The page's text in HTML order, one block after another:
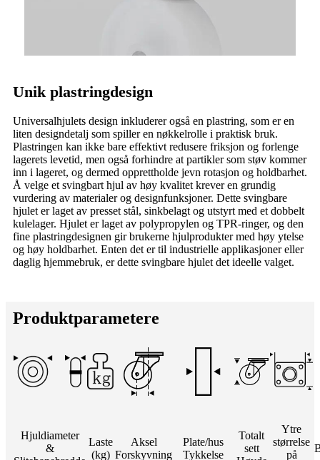
Unik plastringdesign
Universalhjulets design inkluderer også en plastring, som er en
liten designdetalj som spiller en nøkkelrolle i praktisk bruk.
Plastringen kan ikke bare effektivt redusere friksjon og forlenge
lagerets levetid, men også forhindre at partikler som støv kommer
inn i lageret, og dermed opprettholde jevn rotasjon og holdbarhet.
Å velge et svingbart hjul av høy kvalitet krever en grundig
vurdering av materialer og designfunksjoner. Dette svingbare
hjulet er laget av presset stål, sinkbelagt og utstyrt med et dobbelt
kulelager. Hjulet er laget av polypropylen og TPR-ringer, og den
fine plastringdesignen gir brukerne hjulprodukter med høy ytelse
og høy holdbarhet. Enten det er til industrielle applikasjoner eller
daglig hjemmebruk, er dette svingbare hjulet det ideelle valget.
Produktparametere
Hjuldiameter
&
Laste
(kg)
Aksel
Forskyvning
Plate/hus
Tykkelse
Totalt
sett
Ytre
størrelse
på